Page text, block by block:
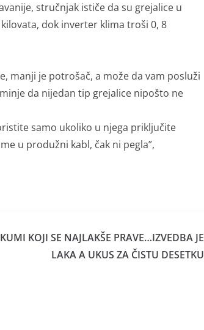
stručnjak ističe da su grejalice u
dok inverter klima troši 0, 8
manji je potrošač, a može da vam posluži
da nijedan tip grejalice nipošto ne
samo ukoliko u njega priključite
u produžni kabl, čak ni pegla”,
KOJI SE NAJLAKŠE PRAVE…IZVEDBA JE
LAKA A UKUS ZA ČISTU DESETKU